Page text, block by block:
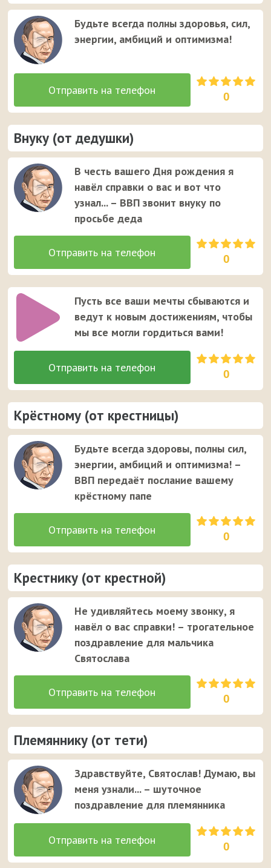
Будьте всегда полны здоровья, сил,
энергии, амбиций и оптимизма!
0
Внуку (от дедушки)
В честь вашего Дня рождения я
навёл справки о вас и вот что
узнал... – ВВП звонит внуку по
просьбе деда
0
Пусть все ваши мечты сбываются и
ведут к новым достижениям, чтобы
мы все могли гордиться вами!
0
Крёстному (от крестницы)
Будьте всегда здоровы, полны сил,
энергии, амбиций и оптимизма! –
ВВП передаёт послание вашему
крёстному папе
0
Крестнику (от крестной)
Не удивляйтесь моему звонку, я
навёл о вас справки! – трогательное
поздравление для мальчика
Святослава
0
Племяннику (от тети)
Здравствуйте, Святослав! Думаю, вы
меня узнали... – шуточное
поздравление для племянника
0